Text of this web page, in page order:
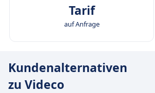
Tarif
auf Anfrage
Kundenalternativen
zu Videco